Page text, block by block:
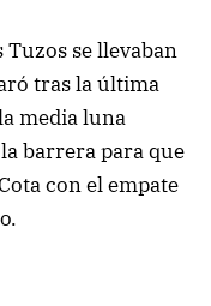
Tuzos se llevaban
tras la última
media luna
barrera para que
con el empate